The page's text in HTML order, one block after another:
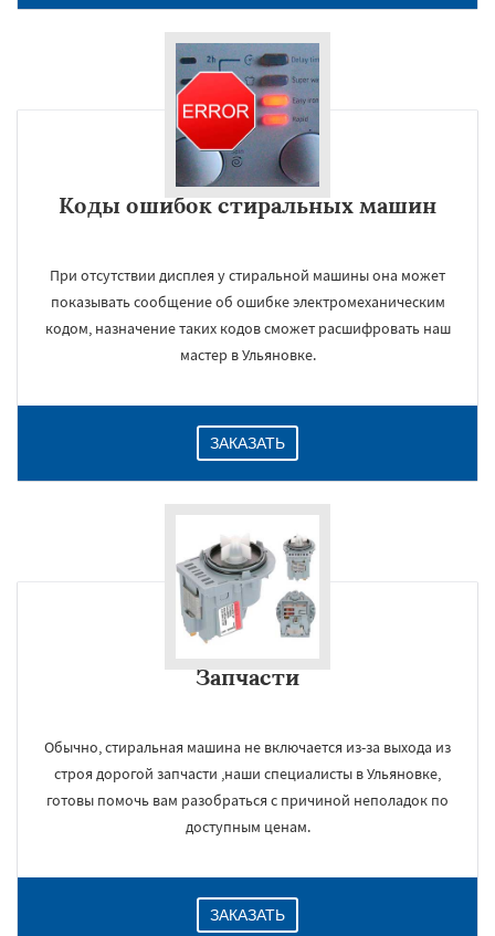
Коды ошибок стиральных машин
При отсутствии дисплея у стиральной машины она может
показывать сообщение об ошибке электромеханическим
кодом, назначение таких кодов сможет расшифровать наш
мастер в Ульяновке.
ЗАКАЗАТЬ
Запчасти
Обычно, стиральная машина не включается из-за выхода из
строя дорогой запчасти ,наши специалисты в Ульяновке,
готовы помочь вам разобраться с причиной неполадок по
доступным ценам.
ЗАКАЗАТЬ